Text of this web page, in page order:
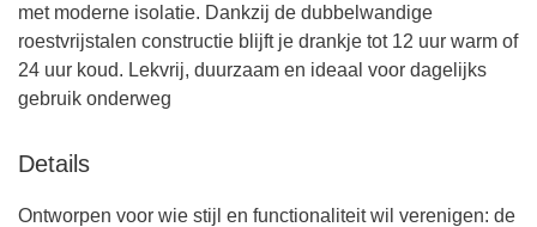
met moderne isolatie. Dankzij de dubbelwandige
roestvrijstalen constructie blijft je drankje tot 12 uur warm of
24 uur koud. Lekvrij, duurzaam en ideaal voor dagelijks
gebruik onderweg
Details
Ontworpen voor wie stijl en functionaliteit wil verenigen: de